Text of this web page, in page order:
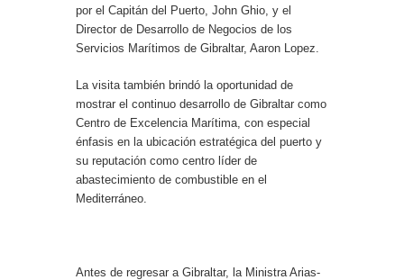
por el Capitán del Puerto, John Ghio, y el
Director de Desarrollo de Negocios de los
Servicios Marítimos de Gibraltar, Aaron Lopez.
La visita también brindó la oportunidad de
mostrar el continuo desarrollo de Gibraltar como
Centro de Excelencia Marítima, con especial
énfasis en la ubicación estratégica del puerto y
su reputación como centro líder de
abastecimiento de combustible en el
Mediterráneo.
Antes de regresar a Gibraltar, la Ministra Arias-